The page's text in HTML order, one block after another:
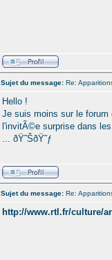
Sujet du message: Re:
Hello !
Je suis moins sur le
l'invitÃ©e surprise dans
... ðŸ˜ŠðŸ˜ƒ
Sujet du message: Re:
http://www.rtl.fr/culture/